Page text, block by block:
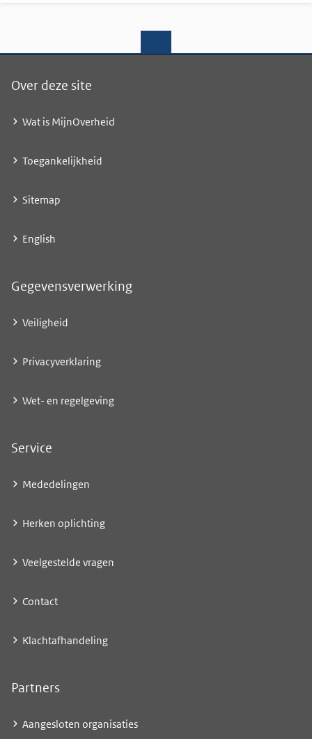
Over deze site
Wat is MijnOverheid
Toegankelijkheid
Sitemap
English
Gegevensverwerking
Veiligheid
Privacyverklaring
Wet- en regelgeving
Service
Mededelingen
Herken oplichting
Veelgestelde vragen
Contact
Klachtafhandeling
Partners
Aangesloten organisaties